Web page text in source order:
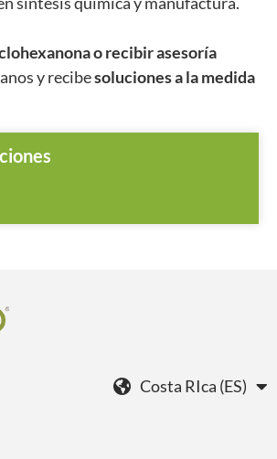
o recibir asesoría
y recibesoluciones a la medida
Costa RIca (ES)